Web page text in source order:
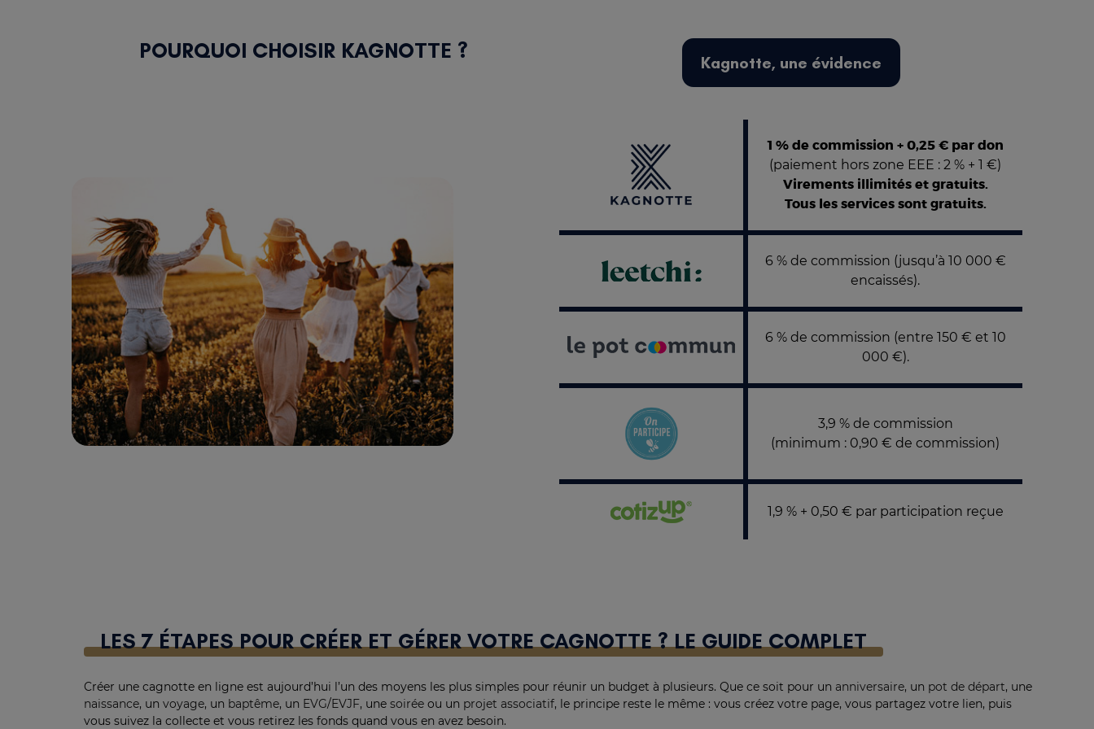
POURQUOI CHOISIR KAGNOTTE ? Kagnotte, une évidence
1 % de commission + 0,25 € par don
(paiement hors zone EEE : 2 % + 1 €)
Virements illimités et gratuits.
Tous les services sont gratuits.
6 % de commission (jusqu’à 10 000 €
encaissés).
6 % de commission (entre 150 € et 10
000 €).
3,9 % de commission
(minimum : 0,90 € de commission)
1,9 % + 0,50 € par participation reçue
LES 7 ÉTAPES POUR CRÉER ET GÉRER VOTRE CAGNOTTE ? LE GUIDE COMPLET
Créer une cagnotte en ligne est aujourd’hui l’un des moyens les plus simples pour réunir un budget à plusieurs. Que ce soit pour un anniversaire, un pot de départ, une
naissance, un voyage, un baptême, un EVG/EVJF, une soirée ou un projet associatif, le principe reste le même : vous créez votre page, vous partagez votre lien, puis
vous suivez la collecte et vous retirez les fonds quand vous en avez besoin.